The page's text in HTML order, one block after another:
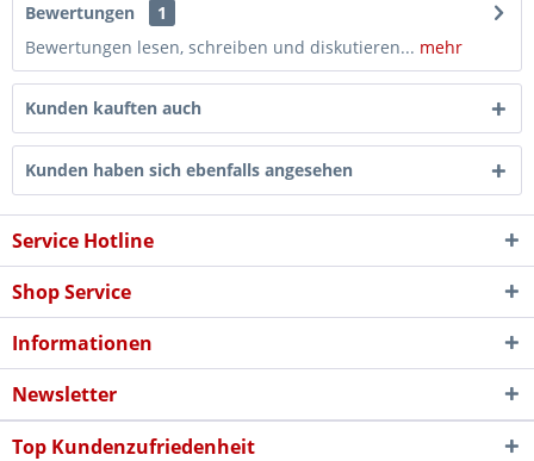
Bewertungen
1
Bewertungen lesen, schreiben und diskutieren... mehr
Kunden kauften auch
Kunden haben sich ebenfalls angesehen
Service Hotline
Shop Service
Informationen
Newsletter
Top Kundenzufriedenheit